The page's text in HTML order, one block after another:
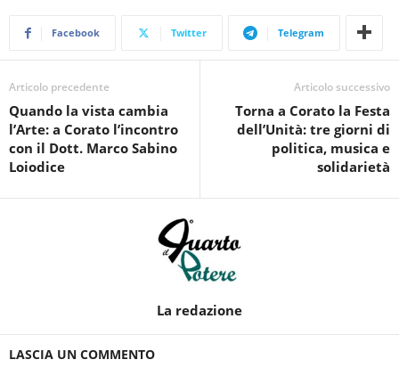
Facebook Twitter Telegram
Articolo precedente
Quando la vista cambia
l’Arte: a Corato l’incontro
con il Dott. Marco Sabino
Loiodice
Articolo successivo
Torna a Corato la Festa
dell’Unità: tre giorni di
politica, musica e
solidarietà
La redazione
LASCIA UN COMMENTO